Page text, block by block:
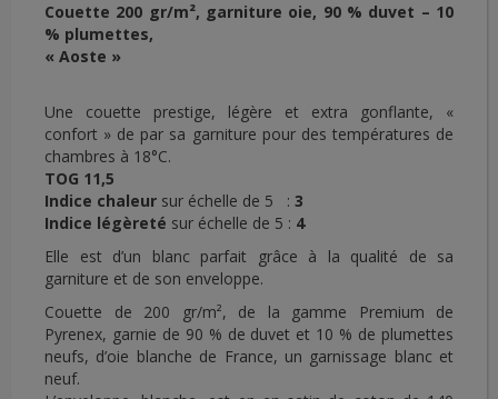
Couette 200 gr/m², garniture oie, 90 % duvet – 10
% plumettes,
« Aoste »
Une couette prestige, légère et extra gonflante, «
confort » de par sa garniture pour des températures de
chambres à 18°C.
TOG 11,5
Indice chaleur sur échelle de 5 : 3
Indice légèreté sur échelle de 5 : 4
Elle est d’un blanc parfait grâce à la qualité de sa
garniture et de son enveloppe.
Couette de 200 gr/m², de la gamme Premium de
Pyrenex, garnie de 90 % de duvet et 10 % de plumettes
neufs, d’oie blanche de France, un garnissage blanc et
neuf.